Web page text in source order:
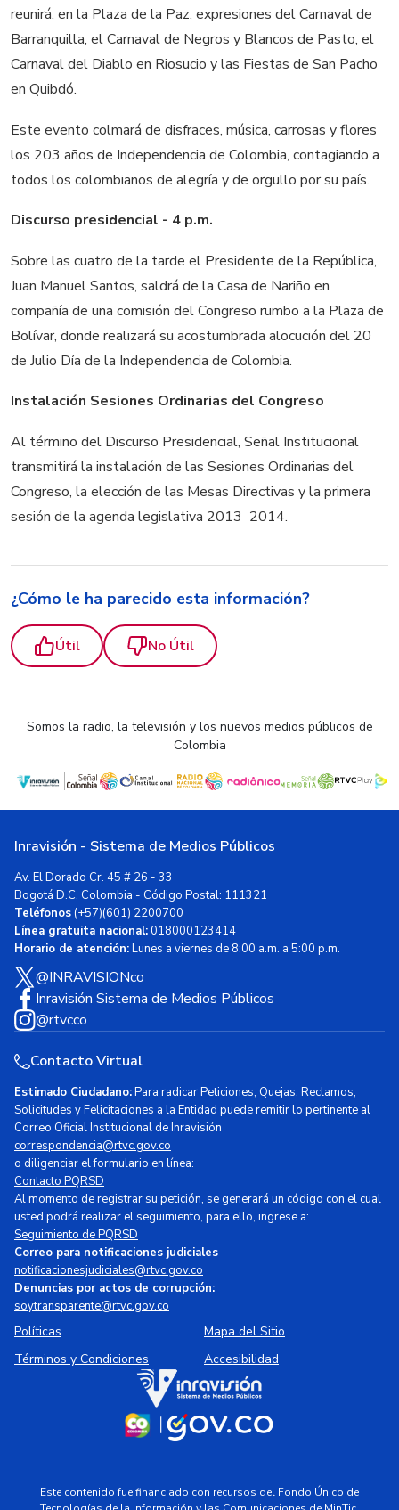
reunirá, en la Plaza de la Paz, expresiones del Carnaval de
Barranquilla, el Carnaval de Negros y Blancos de Pasto, el
Carnaval del Diablo en Riosucio y las Fiestas de San Pacho
en Quibdó.
Este evento colmará de disfraces, música, carrosas y flores
los 203 años de Independencia de Colombia, contagiando a
todos los colombianos de alegría y de orgullo por su país.
Discurso presidencial - 4 p.m.
Sobre las cuatro de la tarde el Presidente de la República,
Juan Manuel Santos, saldrá de la Casa de Nariño en
compañía de una comisión del Congreso rumbo a la Plaza de
Bolívar, donde realizará su acostumbrada alocución del 20
de Julio Día de la Independencia de Colombia.
Instalación Sesiones Ordinarias del Congreso
Al término del Discurso Presidencial, Señal Institucional
transmitirá la instalación de las Sesiones Ordinarias del
Congreso, la elección de las Mesas Directivas y la primera
sesión de la agenda legislativa 2013  2014.
¿Cómo le ha parecido esta información?
Útil No Útil
Somos la radio, la televisión y los nuevos medios públicos de
Colombia
Inravisión - Sistema de Medios Públicos
Av. El Dorado Cr. 45 # 26 - 33
Bogotá D.C, Colombia - Código Postal: 111321
Teléfonos(+57)(601) 2200700
Línea gratuita nacional:018000123414
Horario de atención:Lunes a viernes de 8:00 a.m. a 5:00 p.m.
@INRAVISIONco
Inravisión Sistema de Medios Públicos
@rtvcco
Contacto Virtual
Estimado Ciudadano:Para radicar Peticiones, Quejas, Reclamos,
Solicitudes y Felicitaciones a la Entidad puede remitir lo pertinente al
Correo Oficial Institucional de Inravisión
correspondencia@rtvc.gov.co
o diligenciar el formulario en línea:
Contacto PQRSD
Al momento de registrar su petición, se generará un código con el cual
usted podrá realizar el seguimiento, para ello, ingrese a:
Seguimiento de PQRSD
Correo para notificaciones judiciales
notificacionesjudiciales@rtvc.gov.co
Denuncias por actos de corrupción:
soytransparente@rtvc.gov.co
Políticas
Mapa del Sitio
Términos y Condiciones
Accesibilidad
Este contenido fue financiado con recursos del Fondo Único de